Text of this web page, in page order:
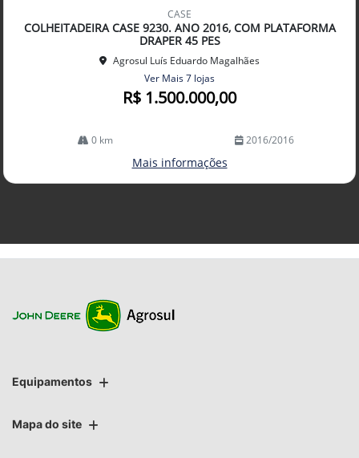
arti
lhe
CASE
COLHEITADEIRA CASE 9230. ANO 2016, COM PLATAFORMA
DRAPER 45 PES
Agrosul Luís Eduardo Magalhães
Ver Mais 7 lojas
R$ 1.500.000,00
0 km 2016/2016
Mais informações
Equipamentos
Mapa do site